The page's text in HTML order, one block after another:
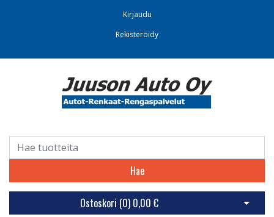
Kirjaudu
Rekisteröidy
Hae
Ostoskori (0) 0,00 € Avaa